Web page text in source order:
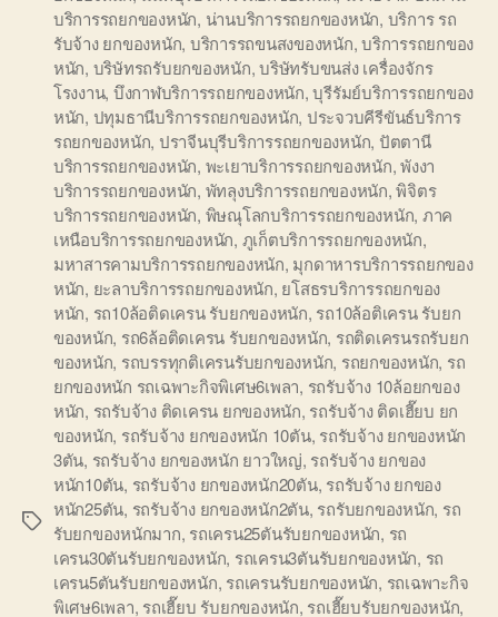
Tags
บริการรถยกของหนัก, น่านบริการรถยกของหนัก, บริการ รถ
รับจ้าง ยกของหนัก, บริการรถขนสงของหนัก,บริการรถยกของ
หนัก, บริษัทรถรับยกของหนัก,บริษัทรับขนส่ง เครื่องจักร
โรงงาน, บึงกาฬบริการรถยกของหนัก,บุรีรัมย์บริการรถยกของ
หนัก, ปทุมธานีบริการรถยกของหนัก, ประจวบคีรีขันธ์บริการ
รถยกของหนัก, ปราจีนบุรีบริการรถยกของหนัก, ปัตตานี
บริการรถยกของหนัก, พะเยาบริการรถยกของหนัก,พังงา
บริการรถยกของหนัก, พัทลุงบริการรถยกของหนัก,พิจิตร
บริการรถยกของหนัก, พิษณุโลกบริการรถยกของหนัก, ภาค
เหนือบริการรถยกของหนัก, ภูเก็ตบริการรถยกของหนัก,
มหาสารคามบริการรถยกของหนัก, มุกดาหารบริการรถยกของ
หนัก, ยะลาบริการรถยกของหนัก, ยโสธรบริการรถยกของ
หนัก, รถ10ล้อติดเครน รับยกของหนัก, รถ10ล้อติเครน รับยก
ของหนัก, รถ6ล้อติดเครน รับยกของหนัก, รถติดเครนรถรับยก
ของหนัก, รถบรรทุกติเครนรับยกของหนัก, รถยกของหนัก, รถ
ยกของหนัก รถเฉพาะกิจพิเศษ6เพลา, รถรับจ้าง 10ล้อยกของ
หนัก, รถรับจ้าง ติดเครน ยกของหนัก, รถรับจ้าง ติดเฮี๊ยบ ยก
ของหนัก, รถรับจ้าง ยกของหนัก 10ตัน, รถรับจ้าง ยกของหนัก
3ตัน, รถรับจ้าง ยกของหนัก ยาวใหญ่, รถรับจ้าง ยกของ
หนัก10ตัน, รถรับจ้าง ยกของหนัก20ตัน, รถรับจ้าง ยกของ
หนัก25ตัน, รถรับจ้าง ยกของหนัก2ตัน, รถรับยกของหนัก, รถ
รับยกของหนักมาก, รถเครน25ตันรับยกของหนัก, รถ
เครน30ตันรับยกของหนัก, รถเครน3ตันรับยกของหนัก, รถ
เครน5ตันรับยกของหนัก, รถเครนรับยกของหนัก, รถเฉพาะกิจ
พิเศษ6เพลา, รถเฮี๊ยบ รับยกของหนัก, รถเฮี๊ยบรับยกของหนัก,